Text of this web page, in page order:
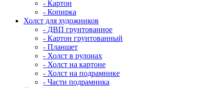
- Картон
- Копирка
Холст для художников
- ДВП грунтованное
- Картон грунтованный
- Планшет
- Холст в рулонах
- Холст на картоне
- Холст на подрамнике
- Части подрамника